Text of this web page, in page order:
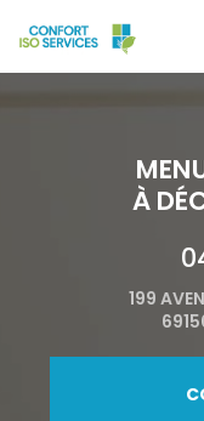
au
principal
À
199